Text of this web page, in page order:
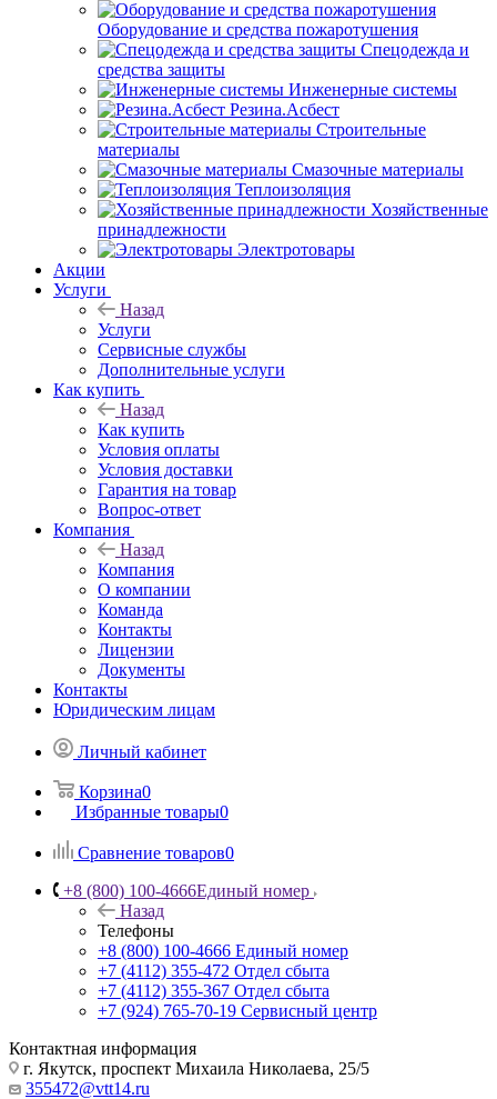
Оборудование и средства пожаротушения
Спецодежда и
средства защиты
Инженерные системы
Резина.Асбест
Строительные
материалы
Смазочные материалы
Теплоизоляция
Хозяйственные
принадлежности
Электротовары
Акции
Услуги
Назад
Услуги
Сервисные службы
Дополнительные услуги
Как купить
Назад
Как купить
Условия оплаты
Условия доставки
Гарантия на товар
Вопрос-ответ
Компания
Назад
Компания
О компании
Команда
Контакты
Лицензии
Документы
Контакты
Юридическим лицам
Личный кабинет
Корзина0
Избранные товары0
Сравнение товаров0
+8 (800) 100-4666Единый номер
Назад
Телефоны
+8 (800) 100-4666 Единый номер
+7 (4112) 355-472 Отдел сбыта
+7 (4112) 355-367 Отдел сбыта
+7 (924) 765-70-19 Сервисный центр
Контактная информация
г. Якутск, проспект Михаила Николаева, 25/5
355472@vtt14.ru